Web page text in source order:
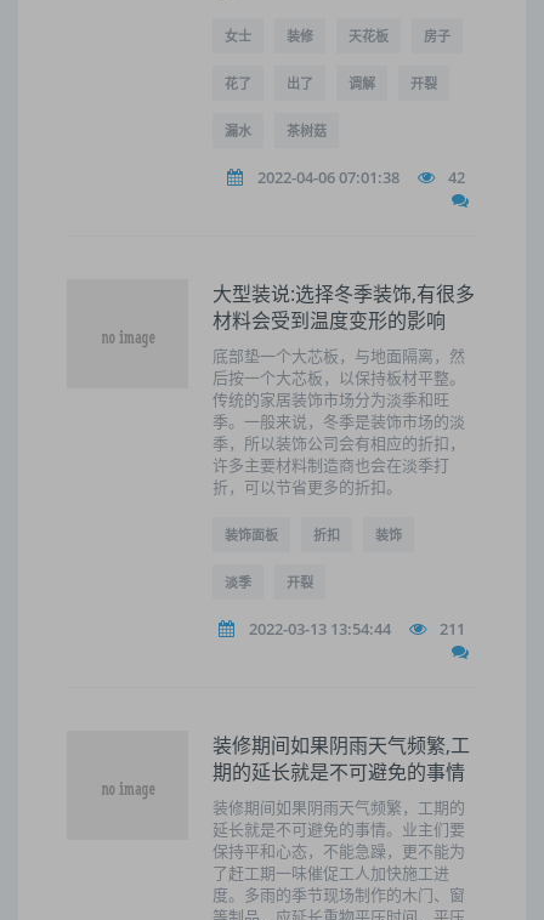
女士 装修 天花板 房子
花了 出了 调解 开裂
漏水 茶树菇
2022-04-06 07:01:38 42
大型装说:选择冬季装饰,有很多
材料会受到温度变形的影响
底部垫一个大芯板，与地面隔离，然
后按一个大芯板，以保持板材平整。
传统的家居装饰市场分为淡季和旺
季。一般来说，冬季是装饰市场的淡
季，所以装饰公司会有相应的折扣，
许多主要材料制造商也会在淡季打
折，可以节省更多的折扣。
装饰面板 折扣 装饰
淡季 开裂
2022-03-13 13:54:44 211
装修期间如果阴雨天气频繁,工
期的延长就是不可避免的事情
装修期间如果阴雨天气频繁，工期的
延长就是不可避免的事情。业主们要
保持平和心态，不能急躁，更不能为
了赶工期一味催促工人加快施工进
度。多雨的季节现场制作的木门、窗